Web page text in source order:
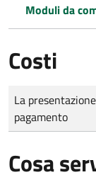
Moduli da
Costi
Tipo di pagamento
Importo
La
pagamento
Cosa